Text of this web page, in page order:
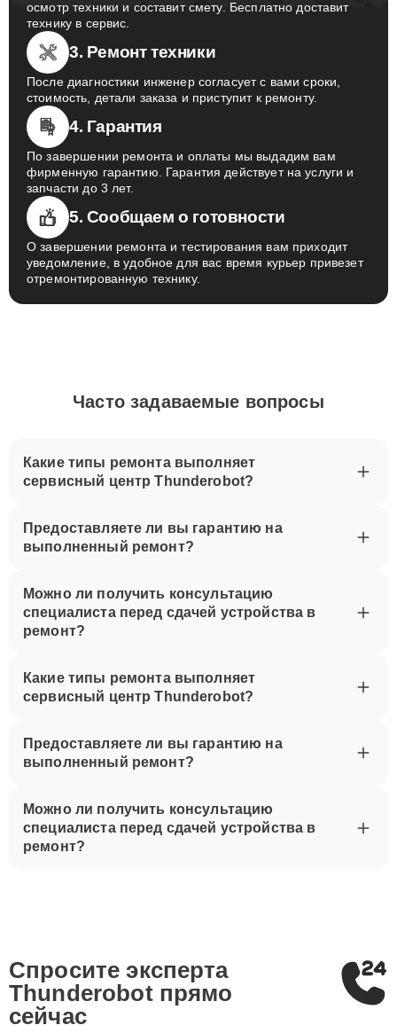
осмотр техники и составит смету. Бесплатно доставит
технику в сервис.
3. Ремонт техники
После диагностики инженер согласует с вами сроки,
стоимость, детали заказа и приступит к ремонту.
4. Гарантия
По завершении ремонта и оплаты мы выдадим вам
фирменную гарантию. Гарантия действует на услуги и
запчасти до 3 лет.
5. Сообщаем о готовности
О завершении ремонта и тестирования вам приходит
уведомление, в удобное для вас время курьер привезет
отремонтированную технику.
Часто задаваемые вопросы
Какие типы ремонта выполняет
сервисный центр Thunderobot?
Предоставляете ли вы гарантию на
выполненный ремонт?
Можно ли получить консультацию
специалиста перед сдачей устройства в
ремонт?
Какие типы ремонта выполняет
сервисный центр Thunderobot?
Предоставляете ли вы гарантию на
выполненный ремонт?
Можно ли получить консультацию
специалиста перед сдачей устройства в
ремонт?
Спросите эксперта
Thunderobot прямо
сейчас